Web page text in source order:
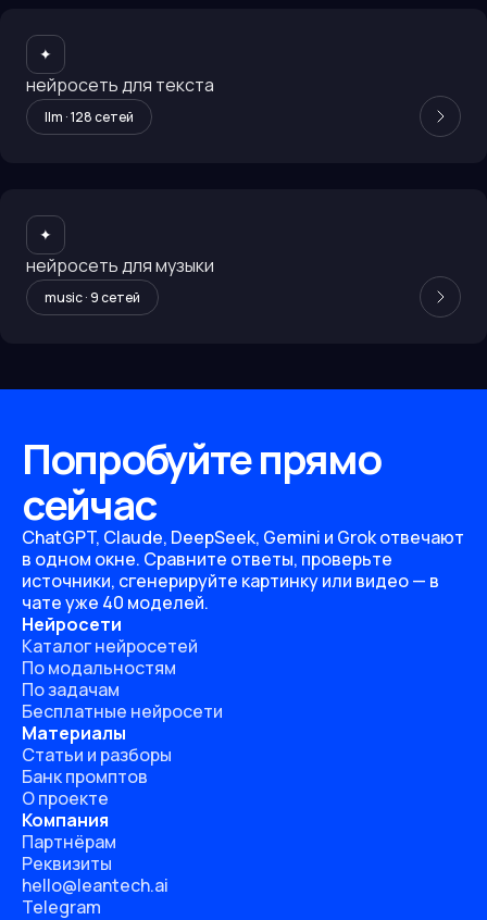
✦
нейросеть для текста
llm ·128сетей
✦
нейросеть для музыки
music·9сетей
Попробуйте прямо
сейчас
ChatGPT, Claude, DeepSeek, Gemini и Grok отвечают
в одном окне. Сравните ответы, проверьте
источники, сгенерируйте картинку или видео — в
чате уже 40 моделей.
Нейросети
Каталог нейросетей
По модальностям
По задачам
Бесплатные нейросети
Материалы
Статьи и разборы
Банк промптов
О проекте
Компания
Партнёрам
Реквизиты
hello@leantech.ai
Telegram